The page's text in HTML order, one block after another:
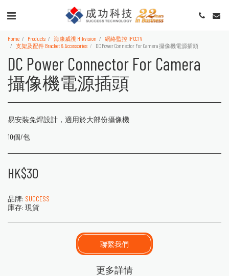
Home Products 海康威視 Hikvision
網絡監控 IP CCTV
支架及配件 Bracket & Accessories
DC Power Connector For Camera 攝像機電源插頭
DC Power Connector For Camera
攝像機電源插頭
易安裝免焊設計，適用於大部份攝像機
10個/包
HK$30
品牌: SUCCESS
庫存: 現貨
聯繫我們
更多詳情